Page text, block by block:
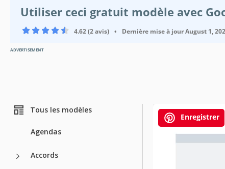
Utiliser ceci gratuit modèle avec
4.62 (2 avis) • Dernière mise à jourAugust 1,
ADVERTISEMENT
Tous les modèles
Agendas
Accords
Enregistrer